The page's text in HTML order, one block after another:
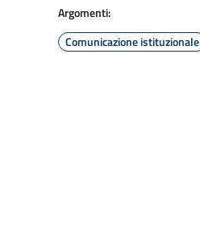
Argomenti:
Comunicazione istituzionale